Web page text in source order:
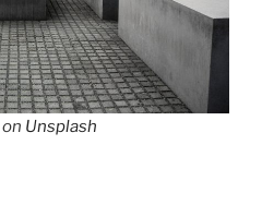
on Unsplash